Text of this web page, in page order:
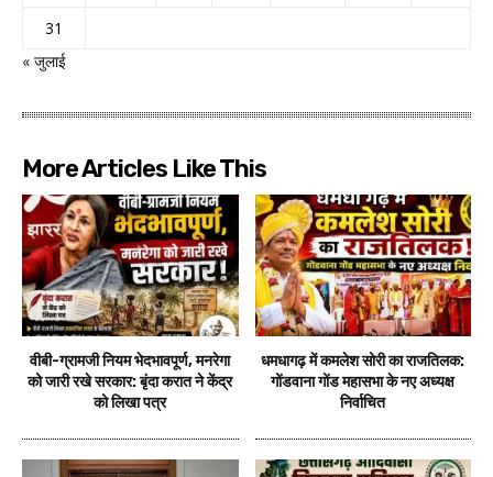
31
« जुलाई
More Articles Like This
वीबी-ग्रामजी नियम भेदभावपूर्ण, मनरेगा
को जारी रखे सरकार: बृंदा करात ने केंद्र
को लिखा पत्र
धमधागढ़ में कमलेश सोरी का राजतिलक:
गोंडवाना गोंड महासभा के नए अध्यक्ष
निर्वाचित